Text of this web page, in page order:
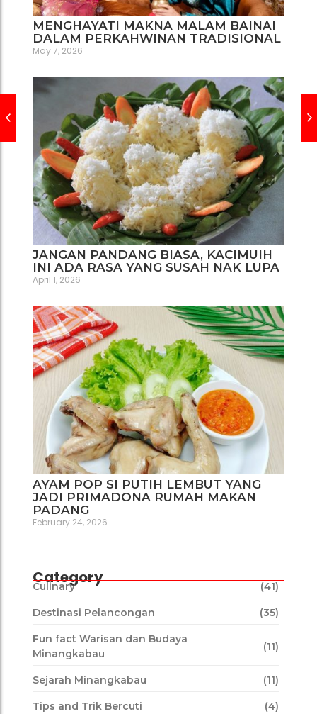
MENGHAYATI MAKNA MALAM BAINAI
DALAM PERKAHWINAN TRADISIONAL
May 7, 2026
JANGAN PANDANG BIASA, KACIMUIH
INI ADA RASA YANG SUSAH NAK LUPA
April 1, 2026
AYAM POP SI PUTIH LEMBUT YANG
JADI PRIMADONA RUMAH MAKAN
PADANG
February 24, 2026
Category
Culinary (41)
Destinasi Pelancongan (35)
Fun fact Warisan dan Budaya
Minangkabau
(11)
Sejarah Minangkabau (11)
Tips and Trik Bercuti (4)